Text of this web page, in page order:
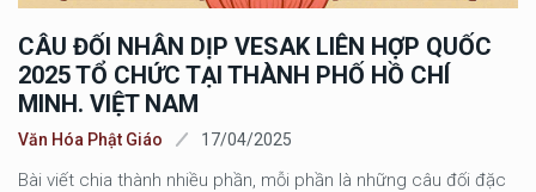
CÂU ĐỐI NHÂN DỊP VESAK LIÊN HỢP QUỐC
2025 TỔ CHỨC TẠI THÀNH PHỐ HỒ CHÍ
MINH. VIỆT NAM
Văn Hóa Phật Giáo 17/04/2025
Bài viết chia thành nhiều phần, mỗi phần là những câu đối đặc